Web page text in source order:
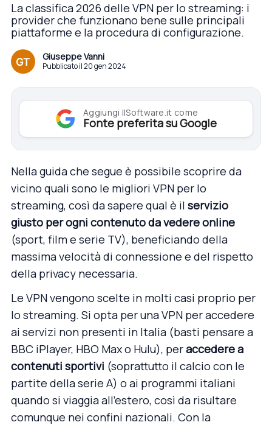
La classifica 2026 delle VPN per lo streaming: i
provider che funzionano bene sulle principali
piattaforme e la procedura di configurazione.
Giuseppe Vanni
Pubblicato il 20 gen 2024
Aggiungi IlSoftware.it come
Fonte preferita su Google
Nella guida che segue è possibile scoprire da
vicino quali sono le migliori VPN per lo
streaming, così da sapere qual è il servizio
giusto per ogni contenuto da vedere online
(sport, film e serie TV), beneficiando della
massima velocità di connessione e del rispetto
della privacy necessaria.
Le VPNvengono scelte in molti casi proprio per
lo streaming. Si opta per una VPN per accedere
ai servizi non presenti in Italia (basti pensare a
BBC iPlayer, HBO Max o Hulu), peraccedere a
contenuti sportivi (soprattutto il calcio con le
partite della serie A) o ai programmi italiani
quando si viaggia all’estero, così da risultare
comunque nei confini nazionali. Con la